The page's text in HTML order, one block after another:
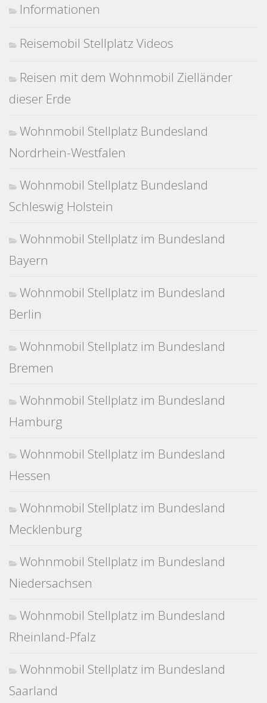
Informationen
Reisemobil Stellplatz Videos
Reisen mit dem Wohnmobil Zielländer
dieser Erde
Wohnmobil Stellplatz Bundesland
Nordrhein-Westfalen
Wohnmobil Stellplatz Bundesland
Schleswig Holstein
Wohnmobil Stellplatz im Bundesland
Bayern
Wohnmobil Stellplatz im Bundesland
Berlin
Wohnmobil Stellplatz im Bundesland
Bremen
Wohnmobil Stellplatz im Bundesland
Hamburg
Wohnmobil Stellplatz im Bundesland
Hessen
Wohnmobil Stellplatz im Bundesland
Mecklenburg
Wohnmobil Stellplatz im Bundesland
Niedersachsen
Wohnmobil Stellplatz im Bundesland
Rheinland-Pfalz
Wohnmobil Stellplatz im Bundesland
Saarland